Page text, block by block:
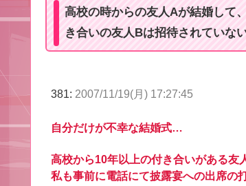
高校の時からの友人Aが結婚して
き合いの友人Bは招待されていな
381: 2007/11/19(月) 17:27:45
自分だけが不幸な結婚式…
高校から10年以上の付き合いがある友
私も事前に電話にて披露宴への出席の